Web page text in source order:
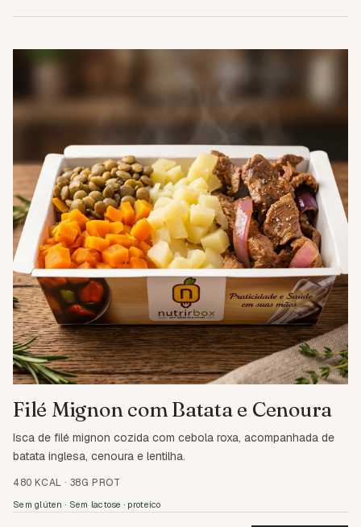
2.1
Filé Mignon com Batata e Cenoura
Isca de filé mignon cozida com cebola roxa, acompanhada de
batata inglesa, cenoura e lentilha.
480 KCAL · 38G PROT
Sem glúten · Sem lactose · proteico